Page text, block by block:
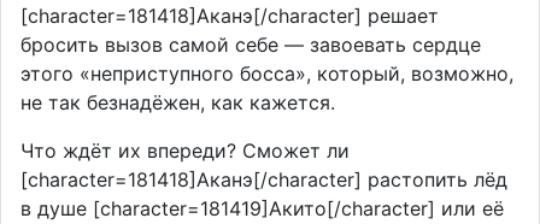
[character=181418]Аканэ[/character] решает
бросить вызов самой себе — завоевать сердце
этого «неприступного босса», который, возможно,
не так безнадёжен, как кажется.
Что ждёт их впереди? Сможет ли
[character=181418]Аканэ[/character] растопить лёд
в душе [character=181419]Акито[/character] или её